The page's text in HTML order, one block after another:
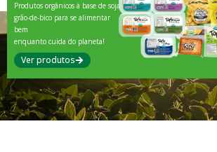
Produtos orgânicos à base de soja e
grão-de-bico para se alimentar
bem
enquanto cuida do planeta!
Ver produtos